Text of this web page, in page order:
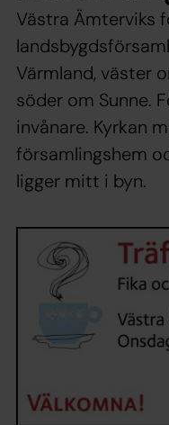
Västra Ämterviks
Värmland, väster
söder om Sunne.
invånare. Kyrkan
församlingshem
ligger mitt i byn.